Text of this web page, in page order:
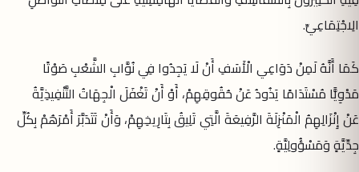
الِاجْتِمَاعِيِّ.
كَمَا أَنَّهُ لَمِنْ دَوَاعِي الْأَسَفِ أَنْ لَا يَجِدُوا فِي نُوَّابِ الشَّعْبِ صَوْتًا
مَدْوِيًّا مُسْتَدَامًا يَذُودُ عَنْ حُقُوقِهِمْ، أَوْ أَنْ تَغْفَلَ الْجِهَاتُ التَّنْفِيذِيَّةُ
عَنْ إِنْزَالِهِمُ الْمَنْزِلَةَ الرَّفِيعَةَ الَّتِي تَلِيقُ بِتَارِيخِهِمْ، وَأَنْ تَتَدَبَّرَ أَمْرَهُمْ بِكُلِّ
جِدِّيَّةٍ وَمَسْؤُولِيَّةٍ.